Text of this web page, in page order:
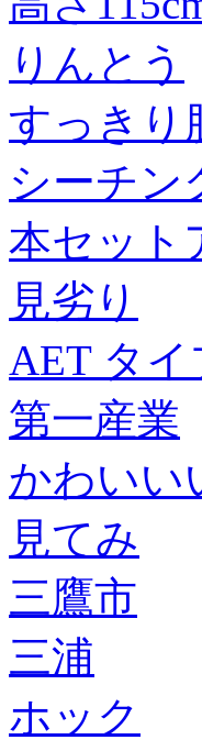
りんとう
すっきり
シーチン
本セット
見劣り
AET タイ
第一産業
かわいい
見てみ
三鷹市
三浦
ホック